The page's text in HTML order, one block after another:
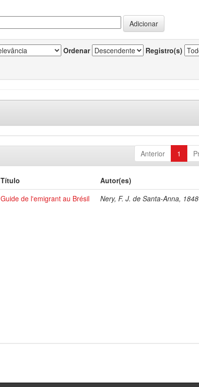
Ordenar Registro(s)
Anterior 1
Título
Autor(es)
Guide de l'emigrant au Brésil Nery, F. J. de Santa-Anna,